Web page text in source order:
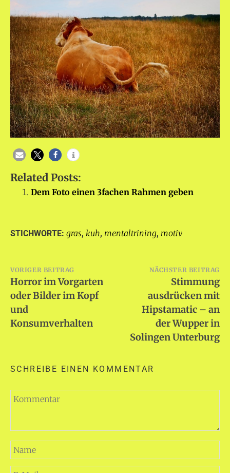
Related Posts:
Dem Foto einen 3fachen Rahmen geben
STICHWORTE: gras, kuh, mentaltrining, motiv
Beitragsnavigation
VORIGER BEITRAG
Horror im Vorgarten
oder Bilder im Kopf
und
Konsumverhalten
NÄCHSTER BEITRAG
Stimmung
ausdrücken mit
Hipstamatic – an
der Wupper in
Solingen Unterburg
SCHREIBE EINEN KOMMENTAR